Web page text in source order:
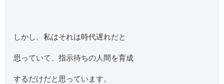
しかし、私はそれは時代遅れだと
思っていて、指示待ちの人間を育成
するだけだと思っています。